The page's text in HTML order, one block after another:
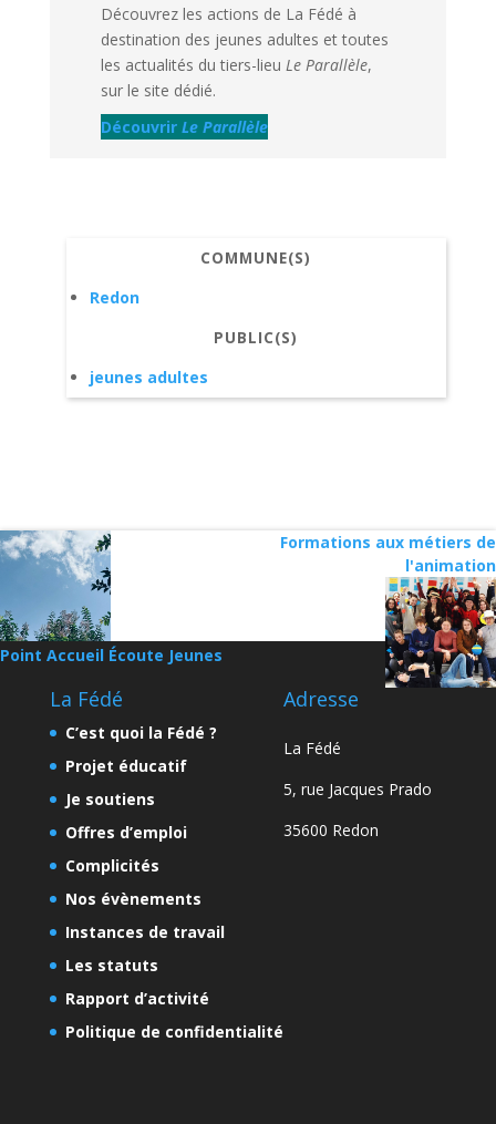
Découvrez les actions de La Fédé à
destination des jeunes adultes et toutes
les actualités du tiers-lieu Le Parallèle,
sur le site dédié.
DécouvrirLe Parallèle
COMMUNE(S)
Redon
PUBLIC(S)
jeunes adultes
Point Accueil Écoute Jeunes
Formations aux métiers de
l'animation
La Fédé
C’est quoi la Fédé ?
Projet éducatif
Je soutiens
Offres d’emploi
Complicités
Nos évènements
Instances de travail
Les statuts
Rapport d’activité
Politique de confidentialité
Adresse
La Fédé
5, rue Jacques Prado
35600 Redon